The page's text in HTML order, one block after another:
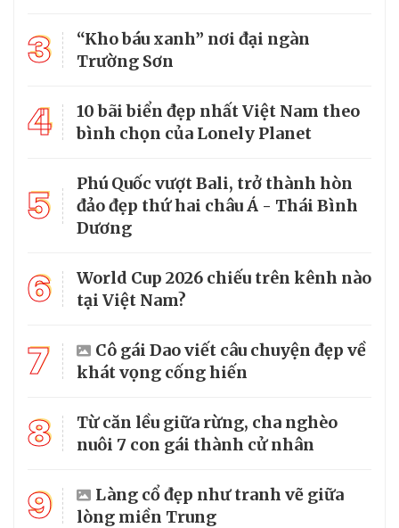
3
“Kho báu xanh” nơi đại ngàn
Trường Sơn
4
10 bãi biển đẹp nhất Việt Nam theo
bình chọn của Lonely Planet
5
Phú Quốc vượt Bali, trở thành hòn
đảo đẹp thứ hai châu Á - Thái Bình
Dương
6
World Cup 2026 chiếu trên kênh nào
tại Việt Nam?
7
Cô gái Dao viết câu chuyện đẹp về
khát vọng cống hiến
8
Từ căn lều giữa rừng, cha nghèo
nuôi 7 con gái thành cử nhân
9
Làng cổ đẹp như tranh vẽ giữa
lòng miền Trung